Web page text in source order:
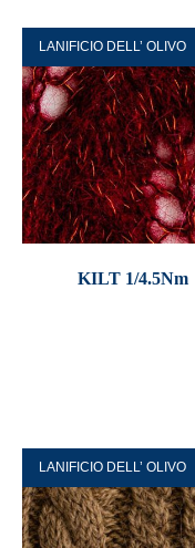
LANIFICIO DELL’ OLIVO
KILT 1/4.5Nm
LANIFICIO DELL’ OLIVO